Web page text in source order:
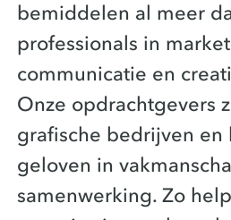
bemiddelen al meer
professionals in
communicatie en
Onze opdrachtgevers
grafische bedrijven en
geloven in
samenwerking. Zo